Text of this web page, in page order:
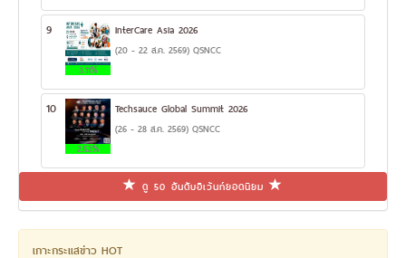
9
3.11%
InterCare Asia 2026
(20 - 22 ส.ค. 2569) QSNCC
10
2.52%
Techsauce Global Summit 2026
(26 - 28 ส.ค. 2569) QSNCC
ดู 50 อันดับอีเว้นท์ยอดนิยม
เกาะกระแสข่าว HOT